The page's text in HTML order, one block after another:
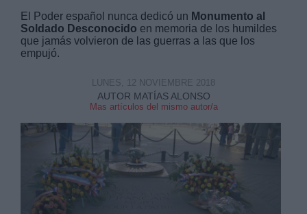
El Poder español nunca dedicó un Monumento al
Soldado Desconocido en memoria de los humildes
que jamás volvieron de las guerras a las que los
empujó.
AUTOR MATÍAS ALONSO
Mas artículos del mismo autor/a
LUNES, 12 NOVIEMBRE 2018